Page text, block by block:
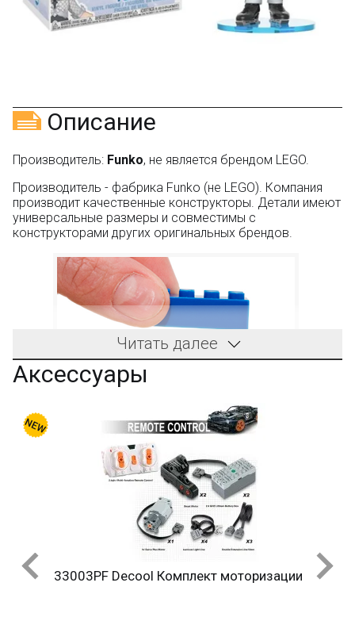
...уже сейчас
Подробные условия всех акций и бонусов...
Описание
Производитель: Funko, не является брендом LEGO.
Производитель - фабрика Funko (не LEGO). Компания
производит качественные конструкторы. Детали имеют
универсальные размеры и совместимы с
конструкторами других оригинальных брендов.
Читать далее
Аксессуары
33003PF Decool Комплект моторизации